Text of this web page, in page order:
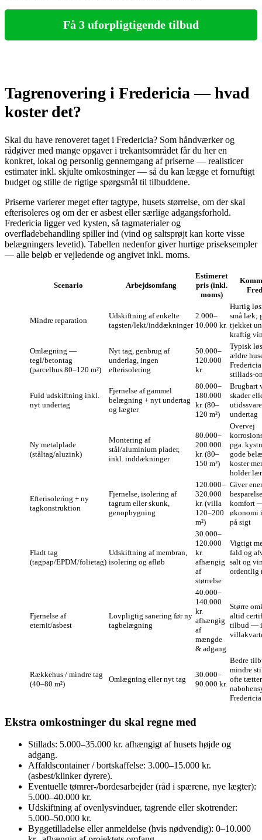
Få 3 uforpligtigende tilbud
Tagrenovering i Fredericia — hvad
koster det?
Skal du have renoveret taget i Fredericia? Som håndværker og
rådgiver med mange opgaver i trekantsområdet får du her en
konkret, lokal og personlig gennemgang af priserne — realisticer
estimater inkl. skjulte omkostninger — så du kan lægge et fornuftigt
budget og stille de rigtige spørgsmål til tilbuddene.
Priserne varierer meget efter tagtype, husets størrelse, om der skal
efterisoleres og om der er asbest eller særlige adgangsforhold.
Fredericia ligger ved kysten, så tagmaterialer og
overfladebehandling spiller ind (vind og saltsprøjt kan korte visse
belægningers levetid). Tabellen nedenfor giver hurtige priseksempler
— alle beløb er vejledende og angivet inkl. moms.
Scenario Arbejdsomfang
Estimeret
pris (inkl.
moms)
Mindre reparation
Udskiftning af enkelte
tagsten/lekt/inddækninger
2.000–
10.000 kr.
Hurtig
små læk;
tjekket
kraftig
Omlægning —
tegl/betontag
(parcelhus 80–120 m²)
Nyt tag, genbrug af
underlag, ingen
efterisolering
50.000–
120.000
kr.
Typisk
ældre
Fuld udskiftning inkl.
nyt undertag
Fjernelse af gammel
belægning + nyt undertag
og lægter
80.000–
180.000
kr. (80–
120 m²)
Brugbart
skader
undertag
Ny metalplade
(ståltag/aluzink)
Montering af
stål/aluminium plader,
inkl. inddækninger
80.000–
200.000
kr. (80–
150 m²)
Overvej
pga.
gode
koster
holder
Efterisolering + ny
tagkonstruktion
Fjernelse, isolering af
tagrum eller skunk,
genopbygning
120.000–
320.000
kr. (villa
120–200
m²)
Giver
komfort
økonomi
på sigt
Fladt tag
(tagpap/EPDM/folietag)
Udskiftning af membran,
isolering og afløb
30.000–
120.000
kr.
afhængig
af
størrelse
Vigtigt
fald og
salt og
ordentlig
Fjernelse af
eternit/asbest
Lovpligtig sanering før ny
tagbelægning
40.000–
140.000
kr.
afhængig
af
mængde
& adgang
Større
altid
tilbud —
Rækkehus / mindre tag
(40–80 m²)
Omlægning eller nyt tag
30.000–
90.000 kr.
Bedre
mindre
ofte
Fredericia
Ekstra omkostninger du skal regne med
Stillads: 5.000–35.000 kr. afhængigt af husets højde og
adgang.
Affaldscontainer / bortskaffelse: 3.000–15.000 kr.
(asbest/klinker dyrere).
Eventuelle tømrer‑/bordesarbejder (råd i spærene, nye lægter):
5.000–40.000 kr.
Udskiftning af ovenlysvinduer, tagrende eller skotrender:
5.000–50.000 kr.
Byggetilladelse eller anmeldelse (hvis nødvendig): 0–10.000